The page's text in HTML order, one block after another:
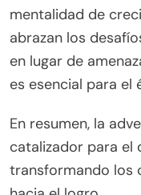
Los atletas
crecer
Enfrentar desafíos
permitiendo a los
La adversidad
de problemas, ya
navegar los